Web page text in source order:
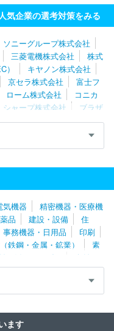
気企業の選考対策をみる
ソニーグループ株式会社
三菱電機株式会社
株式
）
キヤノン株式会社
京セラ株式会社
富士フ
ローム株式会社
コニカ
シャープ株式会社
ブラザ
社
富士電機株式会社
パーソルクロステクノロジー
株式会社
株式会社ゼネラ
レット・パッカード合同会
ン株式会社
沖電気工業株
社
ソニーセミコンダク
ーチキ株式会社
エレコム
ン株式会社
マイクロンメ
気機器
精密機器・医療機
品 建設・設備
住
事務機器・日用品
印刷
鉄鋼・金属・鉱業）
素
（紙・パルプ）
素材
その他
ます